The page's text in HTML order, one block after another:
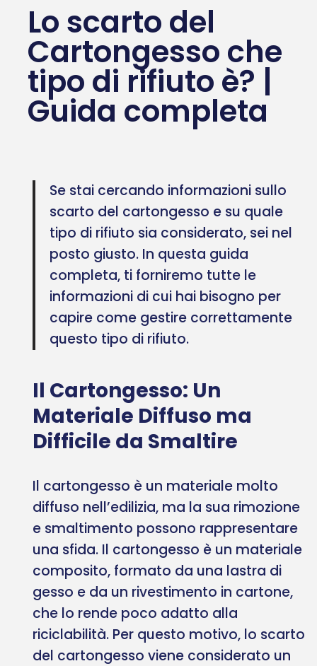
Lo scarto del
Cartongesso che
tipo di rifiuto è? |
Guida completa
Se stai cercando informazioni sullo
scarto del cartongesso e su quale
tipo di rifiuto sia considerato, sei nel
posto giusto. In questa guida
completa, ti forniremo tutte le
informazioni di cui hai bisogno per
capire come gestire correttamente
questo tipo di rifiuto.
Il Cartongesso: Un
Materiale Diffuso ma
Difficile da Smaltire
Il cartongesso è un materiale molto
diffuso nell’edilizia, ma la sua rimozione
e smaltimento possono rappresentare
una sfida. Il cartongesso è un materiale
composito, formato da una lastra di
gesso e da un rivestimento in cartone,
che lo rende poco adatto alla
riciclabilità. Per questo motivo, lo scarto
del cartongesso viene considerato un